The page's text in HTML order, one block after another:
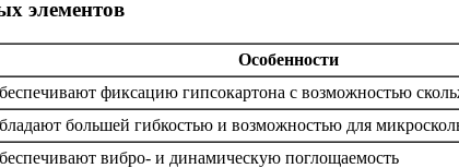
элементов
Особенности
фиксацию гипсокартона с возможностью
большей гибкостью и возможностью для
вибро- и динамическую поглощаемость